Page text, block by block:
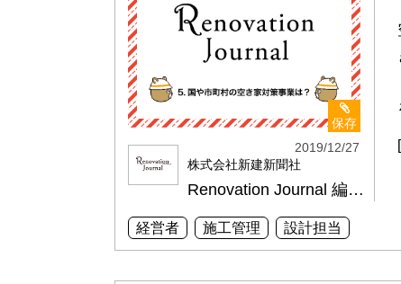
保存
2019/12/27
株式会社新建新聞社
Renovation Journal 編集部
経営者 施工管理 設計担当